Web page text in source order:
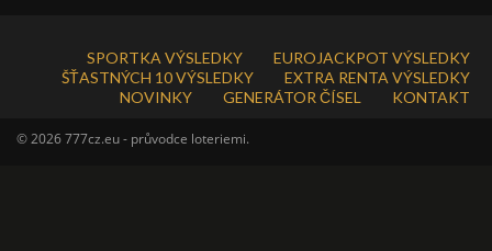
SPORTKA VÝSLEDKY
EUROJACKPOT VÝSLEDKY
ŠŤASTNÝCH 10 VÝSLEDKY
EXTRA RENTA VÝSLEDKY
NOVINKY
GENERÁTOR ČÍSEL KONTAKT
© 2026 777cz.eu - průvodce loteriemi.